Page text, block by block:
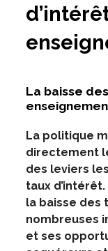
La baisse
La politique
directement
des leviers
taux
la baisse des
nombreuses
et ses